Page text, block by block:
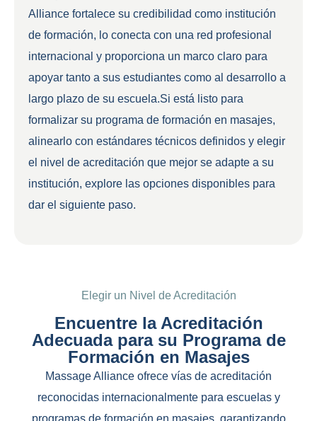
Alliance fortalece su credibilidad como institución
de formación, lo conecta con una red profesional
internacional y proporciona un marco claro para
apoyar tanto a sus estudiantes como al desarrollo a
largo plazo de su escuela.Si está listo para
formalizar su programa de formación en masajes,
alinearlo con estándares técnicos definidos y elegir
el nivel de acreditación que mejor se adapte a su
institución, explore las opciones disponibles para
dar el siguiente paso.
Elegir un Nivel de Acreditación
Encuentre la Acreditación
Adecuada para su Programa de
Formación en Masajes
Massage Alliance ofrece vías de acreditación
reconocidas internacionalmente para escuelas y
programas de formación en masajes, garantizando